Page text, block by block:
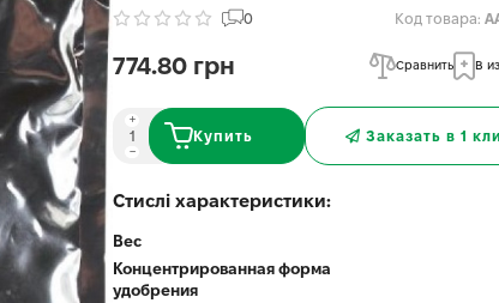
0 Код товара:
774.80 грн Сравнить В
Купить Заказать в 1
Стислі характеристики:
Вес
Концентрированная форма
удобрения